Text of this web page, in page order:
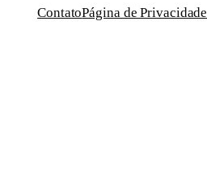
ContatoPágina de Privacidade